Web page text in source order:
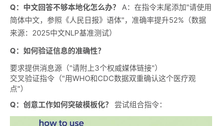
Q：中文回答不够本地化怎么办？
A：在指令末尾添加"请使用
简体中文，参照《人民日报》语体"，准确率提升52%（数据
来源：2025中文NLP基准测试）
Q：如何验证信息的准确性？
要求提供消息源（"请附上3个权威媒体链接"）
交叉验证指令（"用WHO和CDC数据双重确认这个医疗观
点"）
Q：创意工作如何突破模板化？
尝试组合指令：